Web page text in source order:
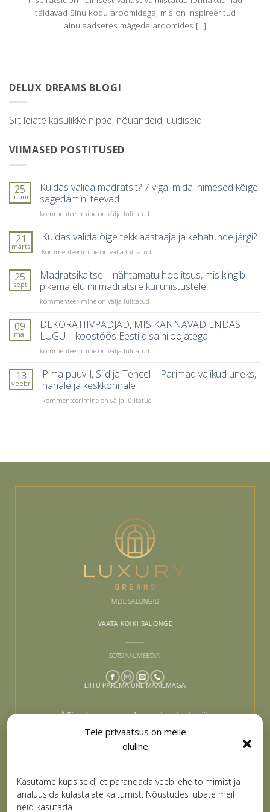
Teie privaatsus on meile
oluline
Kasutame küpsiseid, et parandada veebilehe toimimist ja
analüüsida külastajate käitumist. Nõustudes lubate meil
neid kasutada.
täidavad Sinu kodu aroomidega, mis on inspireeritud
ainulaadsetes mägede aroomides [...]
DELUX DREAMS BLOGI
Siit leiate kasulikke nippe, nõuandeid, uudiseid.
VIIMASED POSTITUSED
25
juuni
Kuidas valida madratsit? 7 viga, mida inimesed kõige
sagedamini teevad
Kuidas
madratsit?
viga,
inimesed
kõige
sagedamini
teevad
kommenteerimine on välja lülitatud
21
märts
Kuidas valida õige tekk aastaaja ja kehatunde järgi?
Kuidas
õige
tekk
aastaaja
ja
järgi?
kommenteerimine on välja lülitatud
25
sept
Madratsikaitse – nähtamatu hoolitsus, mis kingib
pikema elu nii madratsile kui unistustele
Madratsikaitse
nähtamatu
hoolitsus,
mis
kingib
elu
nii
kui
kommenteerimine on välja lülitatud
09
mai
DEKORATIIVPADJAD, MIS KANNAVAD ENDAS
LUGU – koostöös Eesti disainiloojatega
DEKORATIIVPADJAD,
KANNAVAD
ENDAS
LUGU
kommenteerimine on välja lülitatud
13
veebr
Pima puuvill, Siid ja Tencel – Parimad valikud uneks,
nahale ja keskkonnale
Pima
Parimad
kommenteerimine on välja lülitatud
MEIE SALONGID
VAATA KÕIKI SALONGE
SOTSIAALMEEDIA
LIITU PAREMA UNE MAAILMAGA
Sinu tee paremaks uneks algab siit –
liitu ja lase end inspireerida
LIITUN